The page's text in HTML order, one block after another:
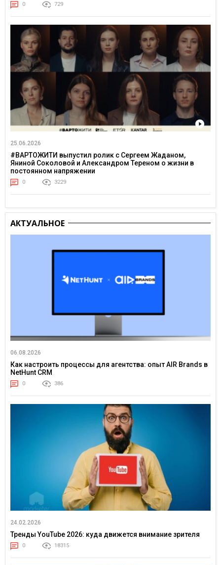
0 729
25.06.2026
#ВАРТОЖИТИ выпустил ролик с Сергеем Жаданом,
Яниной Соколовой и Александром Тереном о жизни в
постоянном напряжении
0 3229
АКТУАЛЬНОЕ
06.08.2026
Как настроить процессы для агентства: опыт AIR Brands в
NetHunt CRM
0 386
24.02.2026
Тренды YouTube 2026: куда движется внимание зрителя
0 18315